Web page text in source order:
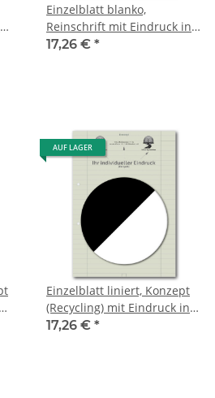
Einzelblatt blanko,
Reinschrift mit Eindruck in
S/W, 1 Pack zu 100 Blatt
17,26 € *
AUF LAGER
Einzelblatt liniert, Konzept
(Recycling) mit Eindruck in
S/W, 1 Pack zu 100 Blatt
17,26 € *